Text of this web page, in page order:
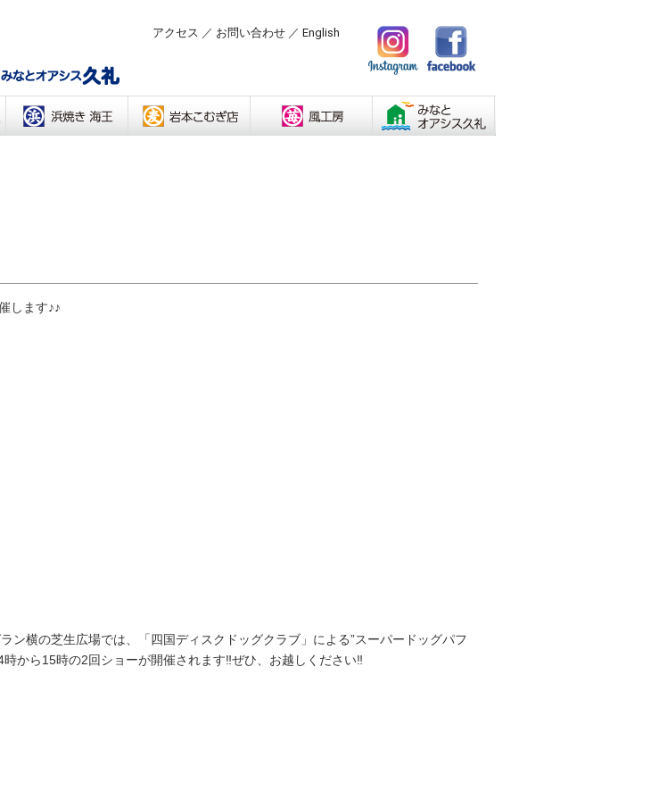
アクセス ／ お問い合わせ ／ English
します♪♪
ン横の芝生広場では、「四国ディスクドッグクラブ」による”スーパードッグパフ
から15時の2回ショーが開催されます‼ぜひ、お越しください‼